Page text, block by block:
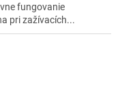
fungovanie
pri zažívacích...